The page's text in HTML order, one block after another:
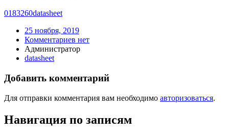
0183260datasheet
25 ноября, 2019
Комментариев нет
Администратор
datasheet
Добавить комментарий
Для отправки комментария вам необходимо авторизоваться.
Навигация по записям